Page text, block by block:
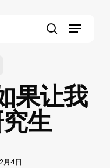
Menu
果让我
生
月4日